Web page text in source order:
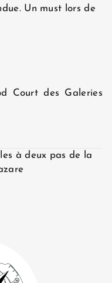
Un must lors de
Court des Galeries
à deux pas de la